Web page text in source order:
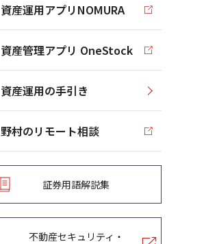
資産運用アプリNOMURA
資産管理アプリ OneStock
資産運用の手引き
野村のリモート相談
証券用語解説集
不動産セキュリティ・